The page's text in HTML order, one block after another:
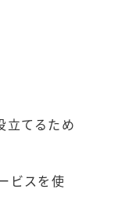
立てるため
ビスを使